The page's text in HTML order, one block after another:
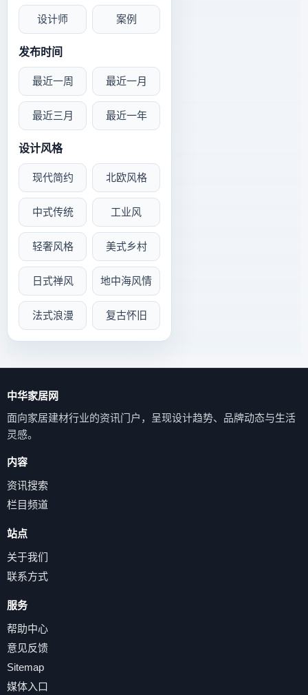
设计师 案例
发布时间
最近一周 最近一月
最近三月 最近一年
设计风格
现代简约 北欧风格
中式传统 工业风
轻奢风格 美式乡村
日式禅风 地中海风情
法式浪漫 复古怀旧
中华家居网
面向家居建材行业的资讯门户，呈现设计趋势、品牌动态与生活
灵感。
内容
资讯搜索
栏目频道
站点
关于我们
联系方式
服务
帮助中心
意见反馈
Sitemap
媒体入口